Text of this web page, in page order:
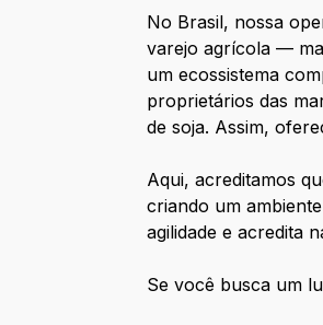
No Brasil, nossa
varejo agrícola —
um ecossistema
proprietários das
de soja. Assim,
Aqui, acreditamos
criando um
agilidade e acredita
Se você busca um